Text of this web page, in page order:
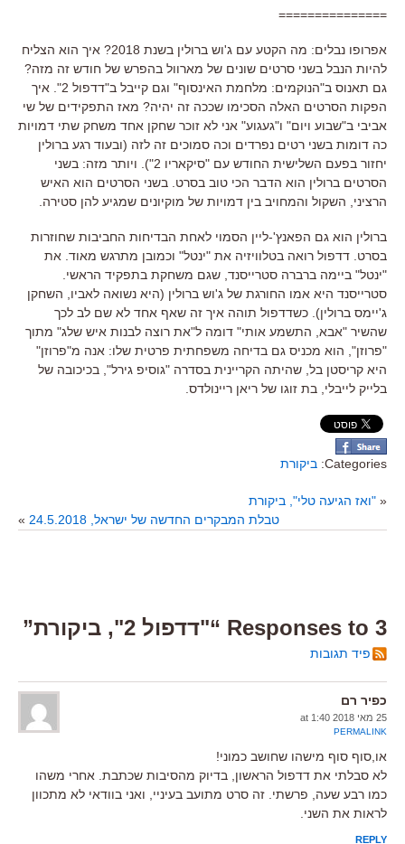
===============
אפרופו נבלים: מה הקטע עם ג'וש ברולין בשנת 2018? איך הוא הצליח
להיות הנבל בשני סרטים שונים של מארוול בהפרש של חודש זה מזה?
גם תאנוס ב"הנוקמים: מלחמת האינסוף" וגם קייבל ב"דדפול 2". איך
הפקות הסרטים האלה הסכימו שככה זה יהיה? מאז התפקידים של שי
אביבי ב"שבוע ויום" ו"געגוע" אני לא זוכר שחקן אחד משחק שתי דמויות
כה דומות בשני רטים נפרדים וכה סמוכים זה לזה (ובעוד רגע ברולין
יחזור בפעם השלישית החודש עם "סיקאריו 2"). ויותר מזה: בשני
הסרטים ברולין הוא הדבר הכי טוב בסרט. בשני הסרטים הוא האיש
הרציני, השקול והמחויב בין דמויות של מוקיונים שמגיע להן סטירה.
ברולין הוא גם הפאנץ'-ליין הסמוי לאחת הבדיחות החביבות שחוזרות
בסרט. דדפול רואה בטלוויזיה את "ינטל" וכמובן מתרגש מאוד. את
"ינטל" ביימה ברברה סטרייסנד, שגם משחקת בתפקיד הראשי.
סטרייסנד היא אמו החורגת של ג'וש ברולין (היא נשואה לאביו, השחקן
ג'יימס ברולין). כשדדפול תוהה איך זה שאף אחד לא שם לב לכך
שהשיר "אבא, התשמע אותי" דומה ל"את רוצה לבנות איש שלג" מתוך
"פרוזן", הוא מכניס גם בדיחה משפחתית פרטית שלו: אנה מ"פרוזן"
היא קריסטן בל, שהיתה הקריינית בסדרה "גוסיפ גירל", בכיכובה של
בלייק לייבלי, בת זוגו של ריאן ריינולדס.
Categories: ביקורת
« "ואז הגיעה טלי", ביקורת
טבלת המבקרים החדשה של ישראל, 24.5.2018
»
3 Responses to “"דדפול 2", ביקורת”
פיד תגובות
כפיר רם
25 מאי 2018 at 1:40
PERMALINK
או,סוף סוף מישהו שחושב כמוני!
לא סבלתי את דדפול הראשון, בדיוק מהסיבות שכתבת. אחרי משהו
כמו רבע שעה, פרשתי. זה סרט מתועב בעיניי, ואני בוודאי לא מתכוון
לראות את השני.
REPLY